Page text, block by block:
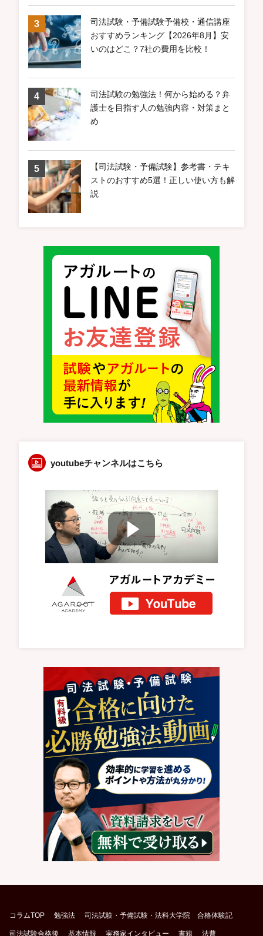
司法試験・予備試験予備校・通信講座
おすすめランキング【2026年8月】安
いのはどこ？7社の費用を比較！
司法試験の勉強法！何から始める？弁
護士を目指す人の勉強内容・対策まと
め
【司法試験・予備試験】参考書・テキ
ストのおすすめ5選！正しい使い方も解
説
youtubeチャンネルはこちら
コラムTOP 勉強法 司法試験・予備試験・法科大学院 合格体験記
司法試験合格後 基本情報 実務家インタビュー 書籍 法曹